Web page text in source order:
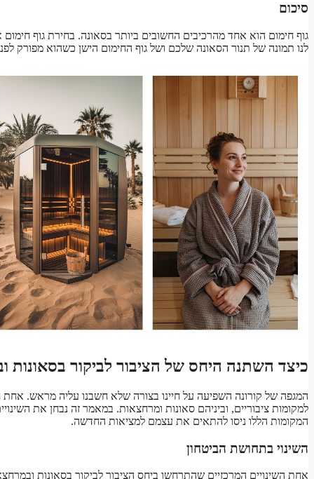
סיכום
גוף חימום הוא אחד מהרכיבים החשובים ביותר בסאונה. בחירת גוף חימום
לנו תמונה של תנור הסאונה שלכם ושל גוף החימום הישן כשהוא מפורק
כיצד השתנה היחס של הציבור לביקור
המגפה של קורונה השפיעה על חיינו בצורה שלא חשבנו עליה מראש.
למקומות ציבוריים, וביניהם סאונות ומרחצאות. במאמר זה נבחן את
המקומות הללו ניסו להתאים את עצמם למציאות החדשה.
השינוי בתחושת הביטחון
אחת השינויים המרכזיים שהתרחשו ביחס הציבור לביקור בסאונות